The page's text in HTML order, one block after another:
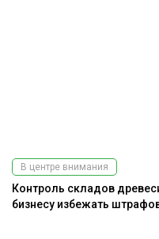
В центре внимания
Контроль складов
бизнесу избежать